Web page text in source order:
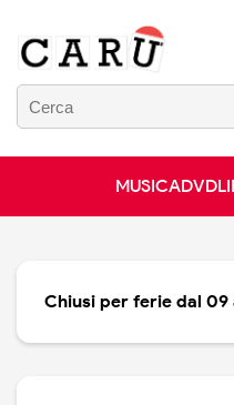
MUSICADVD
Chiusi per ferie dal 09